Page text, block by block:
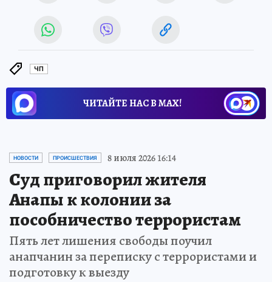
ЧП
ЧИТАЙТЕ НАС В МАХ!
НОВОСТИ ПРОИСШЕСТВИЯ 8 июля 2026 16:14
Суд приговорил жителя
Анапы к колонии за
пособничество террористам
Пять лет лишения свободы поучил
анапчанин за переписку с террористами и
подготовку к выезду